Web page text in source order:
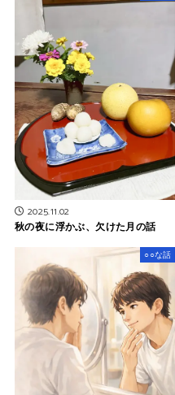
2025.11.02
秋の夜に浮かぶ、欠けた月の話
○○な話